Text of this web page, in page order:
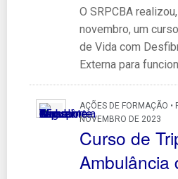
O SRPCBA
novembro, um
de Vida com
Externa para
AÇÕES DE FORMAÇÃO •
NOVEMBRO DE 2023
Curso de
Ambulância